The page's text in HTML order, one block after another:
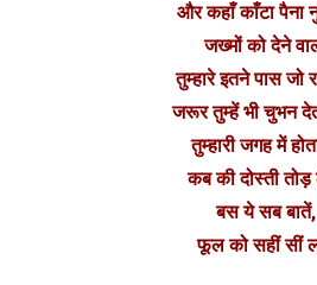
और कहाँ काँटा पैना
जख्मों को देने
तुम्हारे इतने पास जो
जरूर तुम्हें भी चुभन
तुम्हारी जगह में
कब की दोस्ती तोड़
बस ये सब बातें,
फूल को सहीं सीं